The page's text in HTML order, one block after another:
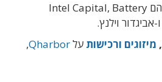
מיליון דולר ממשקיעים ובהם Intel Capital, Battery
, מיזוגים ורכישות עלQharbor
,